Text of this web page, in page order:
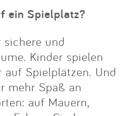
ein Spielplatz?
sichere und
Kinder spielen
Spielplätzen. Und
mehr Spaß an
auf Mauern,